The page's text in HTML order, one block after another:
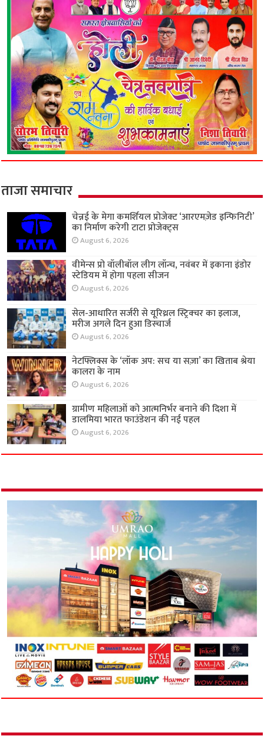
ताजा समाचार
चेन्नई के मेगा कमर्शियल प्रोजेक्ट ‘आरएमज़ेड इन्फिनिटी’
का निर्माण करेगी टाटा प्रोजेक्ट्स
August 6, 2026
वीमेन्स प्रो वॉलीबॉल लीग लॉन्च, नवंबर में इकाना इंडोर
स्टेडियम में होगा पहला सीजन
August 6, 2026
सेल-आधारित सर्जरी से यूरिथ्रल स्ट्रिक्चर का इलाज,
मरीज अगले दिन हुआ डिस्चार्ज
August 6, 2026
नेटफ्लिक्स के ‘लॉक अप: सच या सज़ा’ का खिताब श्रेया
कालरा के नाम
August 6, 2026
ग्रामीण महिलाओं को आत्मनिर्भर बनाने की दिशा में
डालमिया भारत फाउंडेशन की नई पहल
August 6, 2026